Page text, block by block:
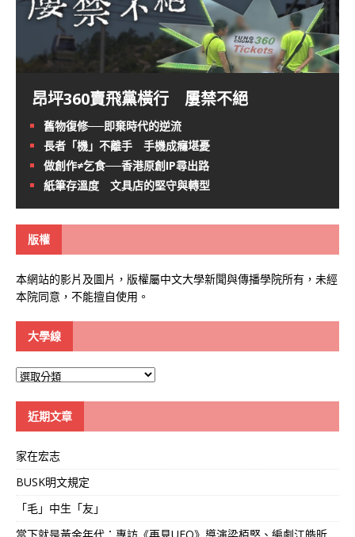
昂坪360賣飛黨橫行 屢禁不絕
舊物復修──即棄時代的逆流
長者「機」不離手 手機成癮堪憂
做創作≠乞食──香港原創IP尋出路
紙筆存溫度 文具店的堅守與轉型
版權
本網站的影片及圖片，版權屬中文大學新聞與傳播學院所有，未經
本院同意，不能擅自使用。
大學線
大
近期文章
家在宏志
BUSK明文規定
「毛」中生「友」